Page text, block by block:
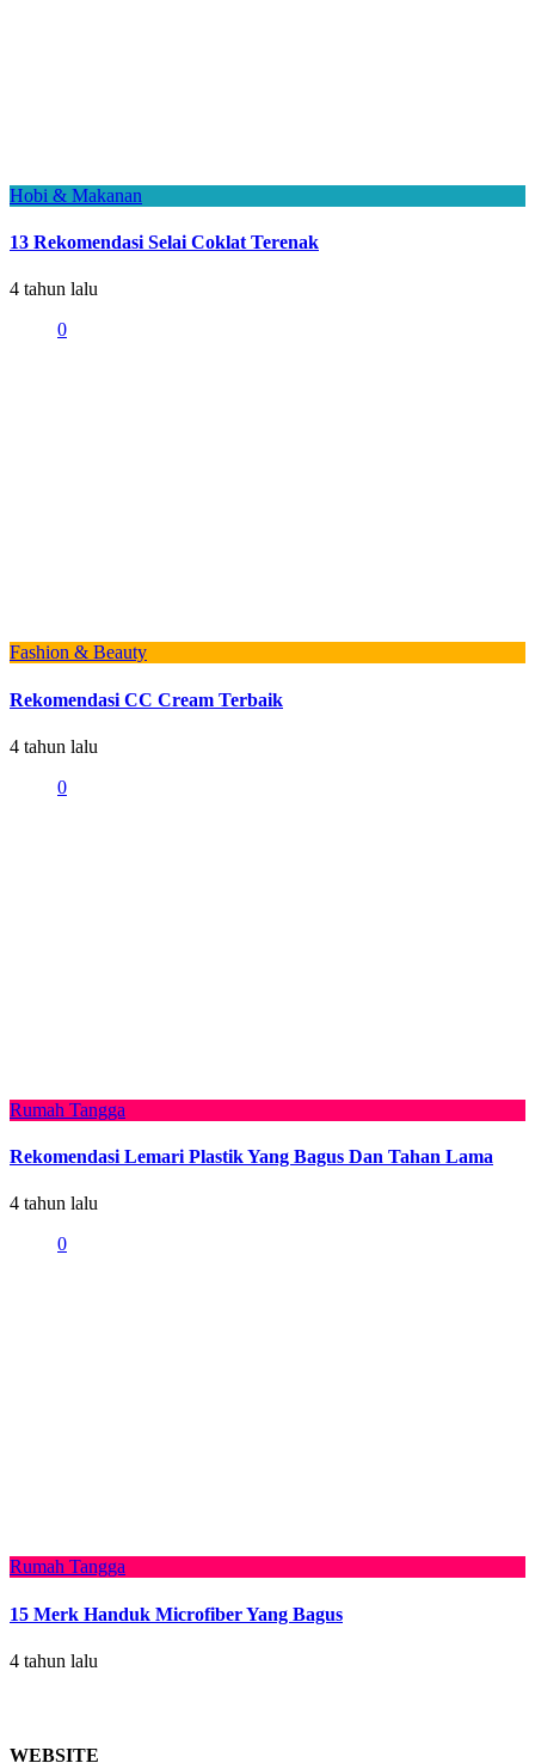
Hobi & Makanan
13 Rekomendasi Selai Coklat Terenak
4 tahun lalu
0
Fashion & Beauty
Rekomendasi CC Cream Terbaik
4 tahun lalu
0
Rumah Tangga
Rekomendasi Lemari Plastik Yang Bagus Dan Tahan Lama
4 tahun lalu
0
Rumah Tangga
15 Merk Handuk Microfiber Yang Bagus
4 tahun lalu
WEBSITE